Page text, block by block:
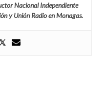
Nacional Independiente
y Unión Radio en Monagas.